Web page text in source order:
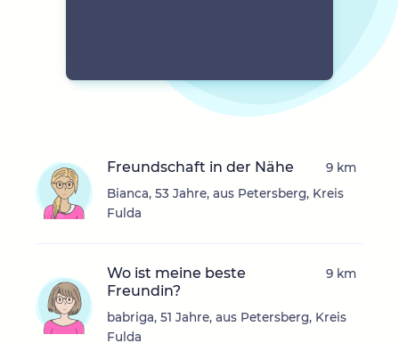
Freundschaft in der Nähe
Bianca, 53 Jahre, aus Petersberg, Kreis
Fulda
9 km
Wo ist meine beste
Freundin?
babriga, 51 Jahre, aus Petersberg, Kreis
Fulda
9 km